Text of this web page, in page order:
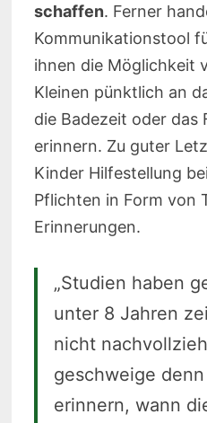
schaffen. Ferner
Kommunikationstool
ihnen die Möglichkeit
Kleinen pünktlich an
die Badezeit oder das
erinnern. Zu guter
Kinder Hilfestellung
Pflichten in Form von
Erinnerungen.
„Studien haben
unter 8 Jahren
nicht
geschweige
erinnern, wann